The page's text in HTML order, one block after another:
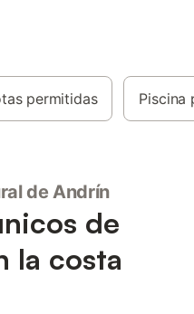
en
permitidas Piscina
de Andrín
de
la costa